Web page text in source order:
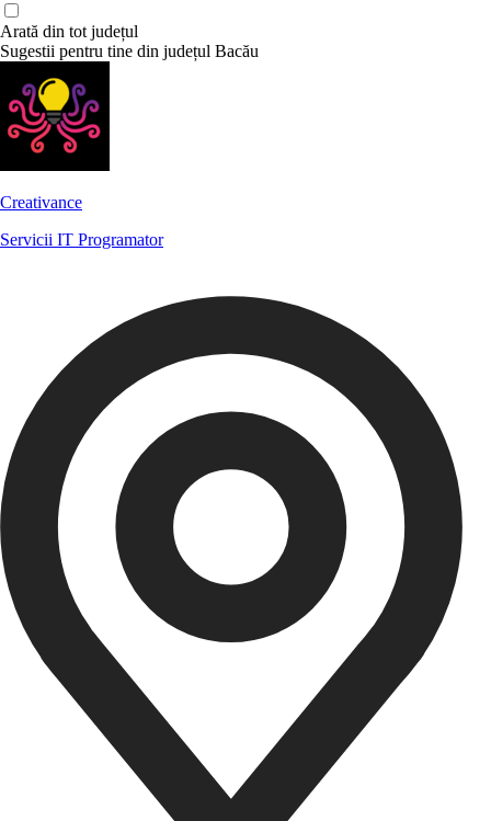
Arată din tot județul
Sugestii pentru tine din județul Bacău
Creativance
Servicii IT Programator